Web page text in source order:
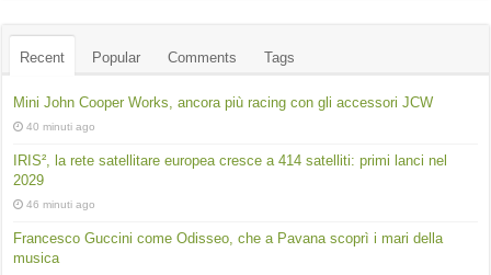
Recent Popular Comments Tags
Mini John Cooper Works, ancora più racing con gli accessori JCW
40 minuti ago
IRIS², la rete satellitare europea cresce a 414 satelliti: primi lanci nel
2029
46 minuti ago
Francesco Guccini come Odisseo, che a Pavana scoprì i mari della
musica